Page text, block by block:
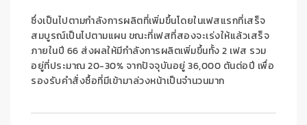
ซึ่งเป็นไปตามกำลังการผลิตที่เพิ่มขึ้นโดยในเฟสแรกที่เสร็จ
สมบูรณ์เป็นไปตามแผน ขณะที่เฟสที่สองจะเร่งให้แล้วเสร็จ
ภายในปี 66 ส่งผลให้มีกำลังการผลิตเพิ่มขึ้นทั้ง 2 เฟส รวม
อยู่ที่ประมาณ 20-30% จากปัจจุบันอยู่ 36,000 ตันต่อปี เพื่อ
รองรับคำสั่งซื้อที่มีเข้ามาล่วงหน้าเป็นจำนวนมาก